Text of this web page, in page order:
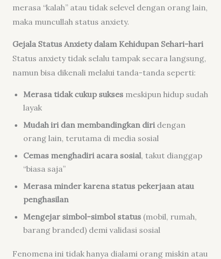
merasa “kalah” atau tidak selevel dengan orang lain,
maka muncullah status anxiety.
Gejala Status Anxiety dalam Kehidupan Sehari-hari
Status anxiety tidak selalu tampak secara langsung,
namun bisa dikenali melalui tanda-tanda seperti:
Merasa tidak cukup suksesmeskipun hidup sudah
layak
Mudah iri dan membandingkan diridengan
orang lain, terutama di media sosial
Cemas menghadiri acara sosial, takut dianggap
“biasa saja”
Merasa minder karena status pekerjaan atau
penghasilan
Mengejar simbol-simbol status(mobil, rumah,
barang branded) demi validasi sosial
Fenomena ini tidak hanya dialami orang miskin atau